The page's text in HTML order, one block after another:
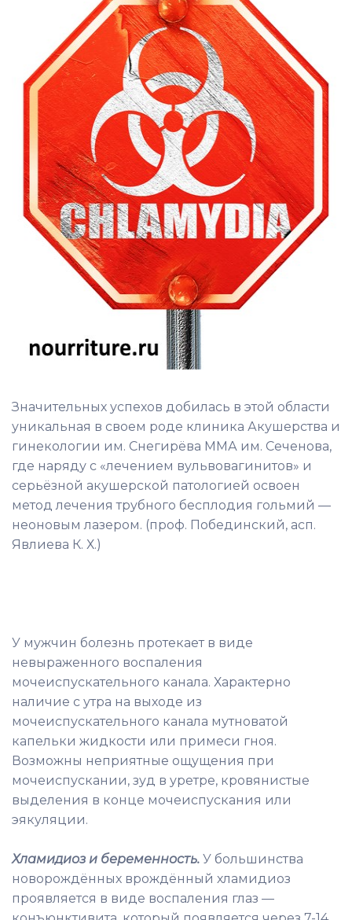
Значительных успехов добилась в этой области
уникальная в своем роде клиника Акушерства и
гинекологии им. Снегирёва ММА им. Сеченова,
где наряду с «лечением вульвовагинитов» и
серьёзной акушерской патологией освоен
метод лечения трубного бесплодия гольмий —
неоновым лазером. (проф. Побединский, асп.
Явлиева К. Х.)
У мужчин болезнь протекает в виде
невыраженного воспаления
мочеиспускательного канала. Характерно
наличие с утра на выходе из
мочеиспускательного канала мутноватой
капельки жидкости или примеси гноя.
Возможны неприятные ощущения при
мочеиспускании, зуд в уретре, кровянистые
выделения в конце мочеиспускания или
эякуляции.
Хламидиоз и беременность. У большинства
новорождённых врождённый хламидиоз
проявляется в виде воспаления глаз —